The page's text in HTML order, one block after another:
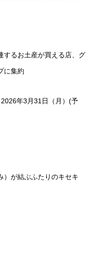
するお土産が買える店、グ
に集約
年3月31日（月）(予
ぶふたりのキセキ